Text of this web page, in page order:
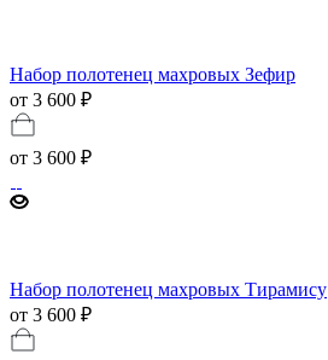
Набор полотенец махровых Зефир
от 3 600 ₽
от 3 600 ₽
Набор полотенец махровых Тирамису
от 3 600 ₽